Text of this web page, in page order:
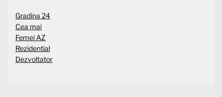
Gradina 24
Cea mai
Femei AZ
Rezidential
Dezvoltator